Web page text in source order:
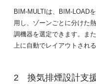
BIM-MULTIは、BIM-LOAD
用し、ゾーンごとに分けた
調機器を選定できます。ま
上に自動でレイアウトされ
換気排煙設計支